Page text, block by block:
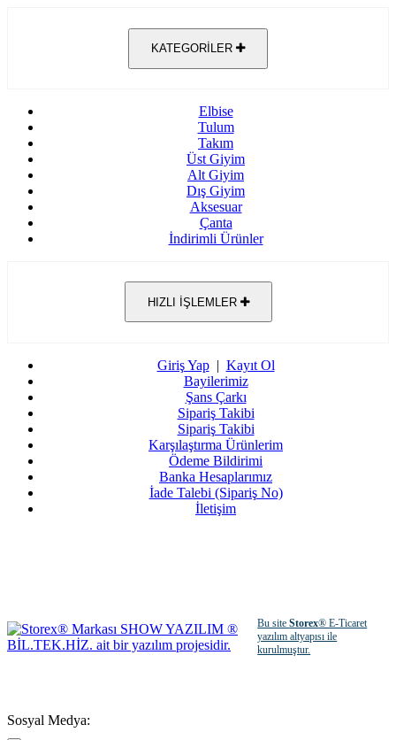
KATEGORİLER
Elbise
Tulum
Takım
Üst Giyim
Alt Giyim
Dış Giyim
Aksesuar
Çanta
İndirimli Ürünler
HIZLI İŞLEMLER
Giriş Yap| Kayıt Ol
Bayilerimiz
Şans Çarkı
Sipariş Takibi
Sipariş Takibi
Karşılaştırma Ürünlerim
Ödeme Bildirimi
Banka Hesaplarımız
İade Talebi (Sipariş No)
İletişim
Bu siteStorex® E-Ticaret
yazılım altyapısı ile
kurulmuştur.
Sosyal Medya: